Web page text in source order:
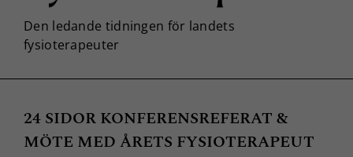
24 SIDOR KONFERENSREFERAT &
MÖTE MED ÅRETS FYSIOTERAPEUT